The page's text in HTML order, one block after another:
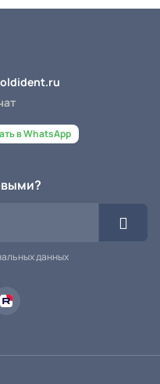
в WhatsApp
данных